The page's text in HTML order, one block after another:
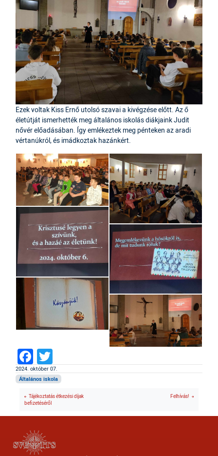
Ezek voltak Kiss Ernő utolsó szavai a kivégzése előtt. Az ő
életútját ismerhették meg általános iskolás diákjaink Judit
nővér előadásában. Így emlékeztek meg pénteken az aradi
vértanúkról, és imádkoztak hazánkért.
Facebook
2024. október 07.
Általános iskola
Tájékoztatás étkezési díjak
befizetéséről
Felhívás!